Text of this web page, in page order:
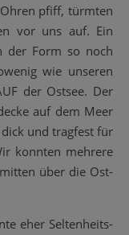
pfiff, türm­ten
vor uns auf. Ein
der Form so noch
wie unse­ren
der Ost­see. Der
auf dem Meer
und trag­fest für
konn­ten meh­re­re
über die Ost­
eher Sel­ten­heits­